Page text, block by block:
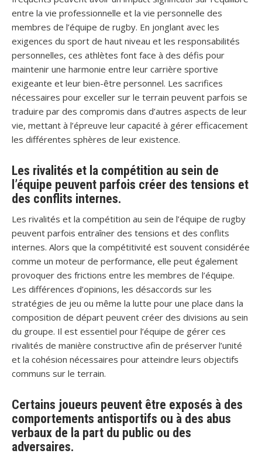
entre la vie professionnelle et la vie personnelle des
membres de l’équipe de rugby. En jonglant avec les
exigences du sport de haut niveau et les responsabilités
personnelles, ces athlètes font face à des défis pour
maintenir une harmonie entre leur carrière sportive
exigeante et leur bien-être personnel. Les sacrifices
nécessaires pour exceller sur le terrain peuvent parfois se
traduire par des compromis dans d’autres aspects de leur
vie, mettant à l’épreuve leur capacité à gérer efficacement
les différentes sphères de leur existence.
Les rivalités et la compétition au sein de
l’équipe peuvent parfois créer des tensions et
des conflits internes.
Les rivalités et la compétition au sein de l’équipe de rugby
peuvent parfois entraîner des tensions et des conflits
internes. Alors que la compétitivité est souvent considérée
comme un moteur de performance, elle peut également
provoquer des frictions entre les membres de l’équipe.
Les différences d’opinions, les désaccords sur les
stratégies de jeu ou même la lutte pour une place dans la
composition de départ peuvent créer des divisions au sein
du groupe. Il est essentiel pour l’équipe de gérer ces
rivalités de manière constructive afin de préserver l’unité
et la cohésion nécessaires pour atteindre leurs objectifs
communs sur le terrain.
Certains joueurs peuvent être exposés à des
comportements antisportifs ou à des abus
verbaux de la part du public ou des
adversaires.